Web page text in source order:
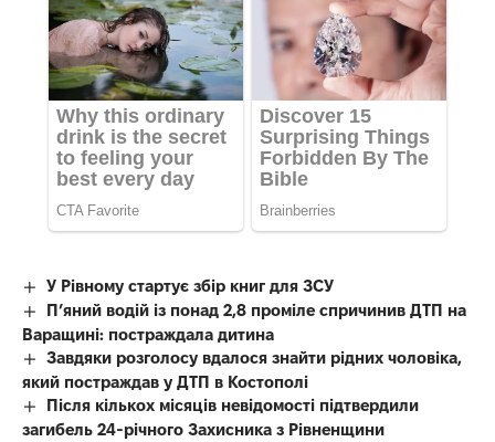
У Рівному стартує збір книг для ЗСУ
П’яний водій із понад 2,8 проміле спричинив ДТП на
Варащині: постраждала дитина
Завдяки розголосу вдалося знайти рідних чоловіка,
який постраждав у ДТП в Костополі
Після кількох місяців невідомості підтвердили
загибель 24-річного Захисника з Рівненщини